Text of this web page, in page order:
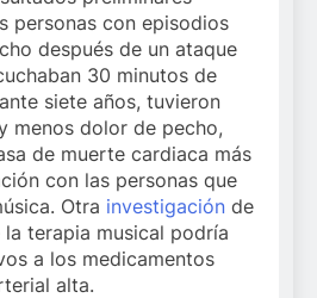
personas con episodios
después de un ataque
30 minutos de
siete años, tuvieron
menos dolor de pecho,
de muerte cardiaca más
con las personas que
Otra investigación de
la terapia musical podría
a los medicamentos
alta.